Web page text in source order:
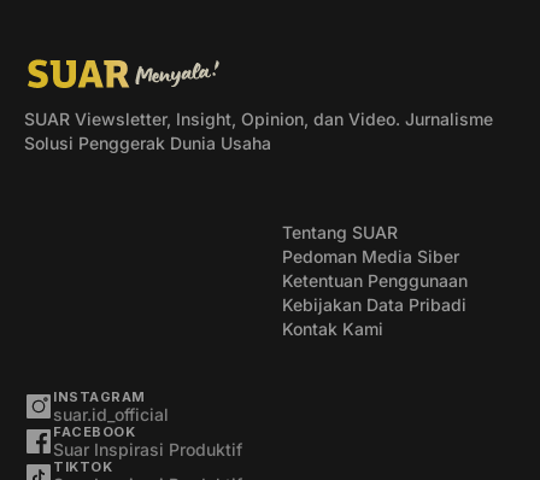
SUAR Viewsletter, Insight, Opinion, dan Video. Jurnalisme
Solusi Penggerak Dunia Usaha
Tentang SUAR
Pedoman Media Siber
Ketentuan Penggunaan
Kebijakan Data Pribadi
Kontak Kami
INSTAGRAM
suar.id_official
FACEBOOK
Suar Inspirasi Produktif
TIKTOK